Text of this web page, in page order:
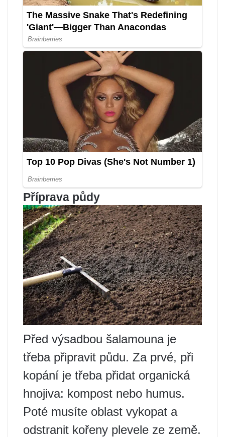
Příprava půdy
Před výsadbou šalamouna je
třeba připravit půdu. Za prvé, při
kopání je třeba přidat organická
hnojiva: kompost nebo humus.
Poté musíte oblast vykopat a
odstranit kořeny plevele ze země.